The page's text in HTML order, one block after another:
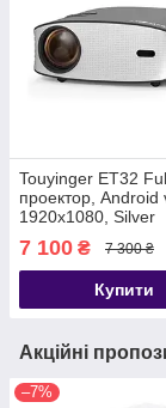
Touyinger ET32
проектор, Android
1920х1080, Silver
7 100 ₴ 7 300 ₴
Купити
Акційні
–7%